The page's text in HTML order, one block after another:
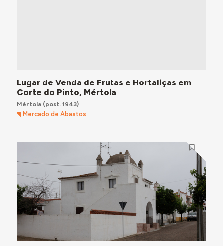
Lugar de Venda de Frutas e Hortaliças em
Corte do Pinto, Mértola
Mértola(post. 1943)
Mercado de Abastos